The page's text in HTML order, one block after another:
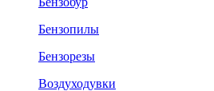
Бензопилы
Бензорезы
Воздуходувки